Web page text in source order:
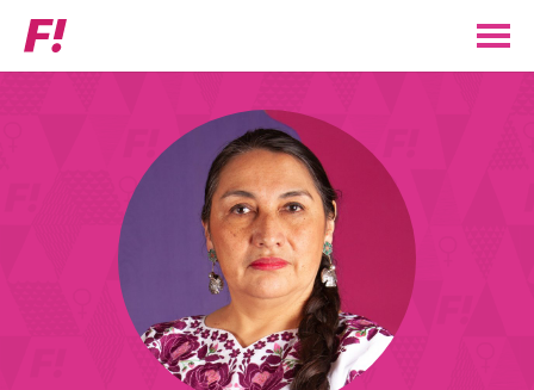
Feministiskt
initiativ
BLI MEDLEM
ENGAGERA DIG I F! ▼